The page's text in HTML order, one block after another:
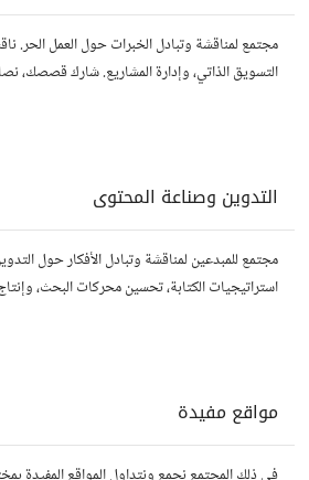
مجتمع لمناقشة وتبادل الخبرات حول العمل الحر.
التسويق الذاتي، وإدارة المشاريع. شارك قصصك،
التدوين وصناعة المحتوى
مجتمع للمبدعين لمناقشة وتبادل الأفكار حول
استراتيجيات الكتابة، تحسين محركات البحث،
مواقع مفيدة